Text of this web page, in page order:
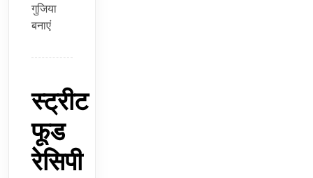
गुजिया
बनाएं
स्ट्रीट
फूड
रेसिपी